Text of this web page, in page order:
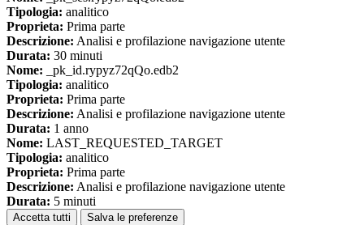
Tipologia: analitico
Proprieta: Prima parte
Descrizione: Analisi e profilazione navigazione utente
Durata: 30 minuti
Nome: _pk_id.rypyz72qQo.edb2
Tipologia: analitico
Proprieta: Prima parte
Descrizione: Analisi e profilazione navigazione utente
Durata: 1 anno
Nome: LAST_REQUESTED_TARGET
Tipologia: analitico
Proprieta: Prima parte
Descrizione: Analisi e profilazione navigazione utente
Durata: 5 minuti
Accetta tutti Salva le preferenze